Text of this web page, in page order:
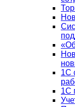
1С
1С